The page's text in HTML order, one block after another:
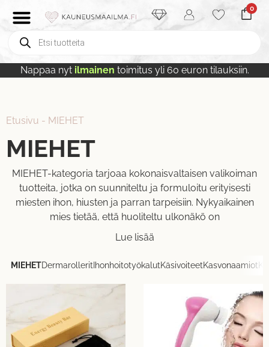
0
Nappaa nyt ilmainen toimitus yli 60 euron tilauksiin.
Etusivu - MIEHET
MIEHET
MIEHET-kategoria tarjoaa kokonaisvaltaisen valikoiman
tuotteita, jotka on suunniteltu ja formuloitu erityisesti
miesten ihon, hiusten ja parran tarpeisiin. Nykyaikainen
mies tietää, että huoliteltu ulkonäkö on
Lue lisää
MIEHETDermarollerit IhonhoitotyökalutKäsivoiteetKasvonaamiot